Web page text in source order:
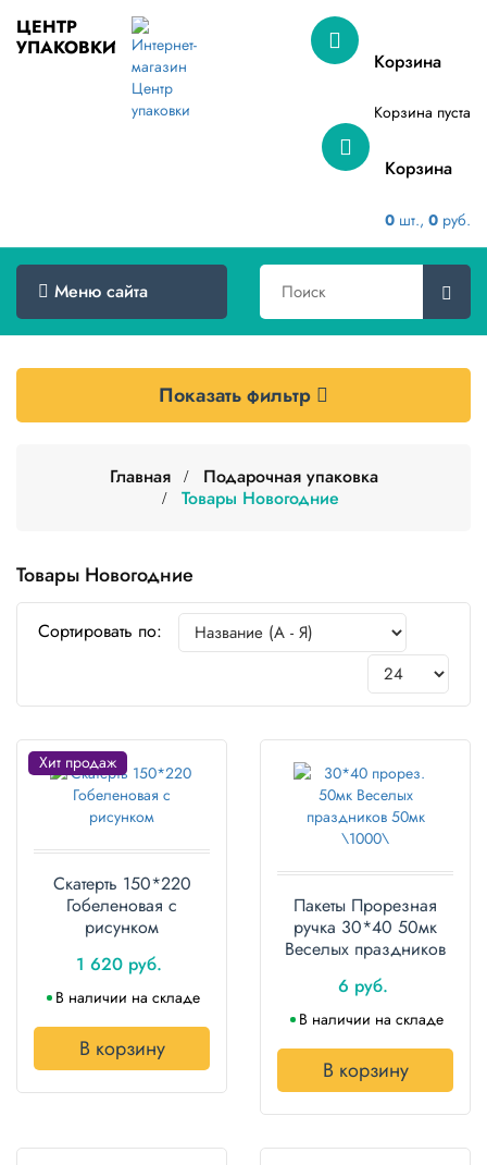
ЦЕНТР
УПАКОВКИ
Корзина
Корзина пуста
Корзина
0 шт., 0 руб.
Меню сайта
Меню
Сертификаты
О
Крафт
упаковка
Пакеты
кулинарии
выпекания
Пленка
Бытовая
химия
Канцтовары
защиты
Показать фильтр
Главная
Подарочная упаковка
Товары Новогодние
Товары Новогодние
Сортировать по:
Хит продаж
Скатерть 150*220
Гобеленовая с
рисунком
1 620 руб.
В наличии на складе
В корзину
Пакеты Прорезная
ручка 30*40 50мк
Веселых праздников
штук
6 руб.
В наличии на складе
В корзину